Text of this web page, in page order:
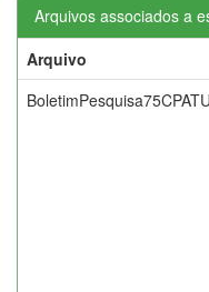
Arquivos associados a
Arquivo